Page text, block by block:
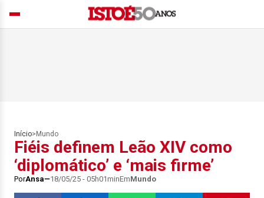
Início> Mundo
Fiéis definem Leão XIV como
‘diplomático’ e ‘mais firme’
PorAnsa 18/05/25 - 05h01minEmMundo